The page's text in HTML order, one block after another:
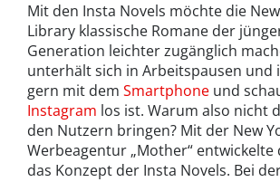
Mit den Insta Novels möchte die
Library klassische Romane der
Generation leichter zugänglich
unterhält sich in Arbeitspausen und
gern mit dem Smartphone und
Instagram los ist. Warum also nicht
den Nutzern bringen? Mit der New
Werbeagentur „Mother“ entwickelte
das Konzept der Insta Novels. Bei